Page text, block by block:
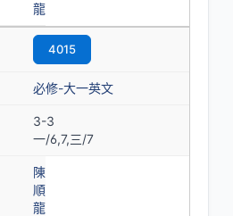
龍
4015
必修-大一英文
3-3
一/6,7,三/7
陳
順
龍